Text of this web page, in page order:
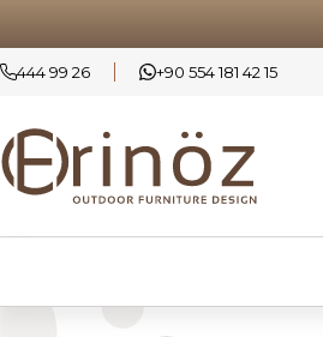
444 99 26 +90 554 181 42 15